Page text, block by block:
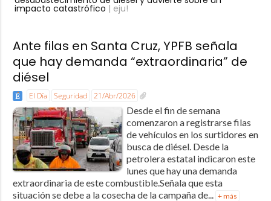
impacto catastrófico | eju!
Ante filas en Santa Cruz, YPFB señala
que hay demanda “extraordinaria” de
diésel
El Día Seguridad 21/Abr/2026
Desde el fin de semana
comenzaron a registrarse filas
de vehículos en los surtidores en
busca de diésel. Desde la
petrolera estatal indicaron este
lunes que hay una demanda
extraordinaria de este combustible.Señala que esta
situación se debe a la cosecha de la campaña de...
+ más